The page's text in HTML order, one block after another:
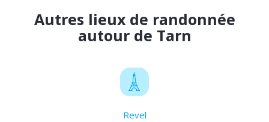
Autres lieux de randonnée
autour de Tarn
Revel